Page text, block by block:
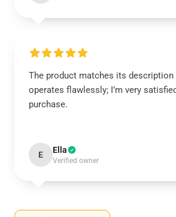
The product matches its description
operates flawlessly; I’m very
purchase.
E Ella
Verified owner